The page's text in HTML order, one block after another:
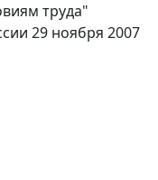
труда"
29 ноября 2007